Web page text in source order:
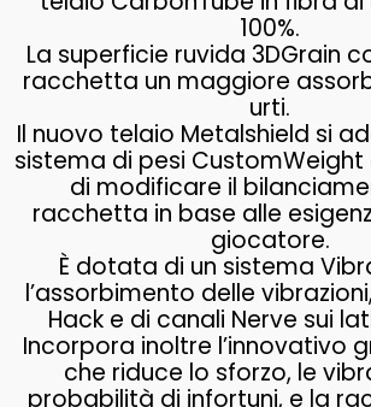
100%.
La superficie ruvida 3DGrain
racchetta un maggiore
urti.
Il nuovo telaio Metalshield si
sistema di pesi
di modificare il
racchetta in base alle
giocatore.
È dotata di un sistema
l’assorbimento delle
Hack e di canali Nerve sui
Incorpora inoltre l’innovativo
che riduce lo sforzo, le
probabilità di infortuni, e la